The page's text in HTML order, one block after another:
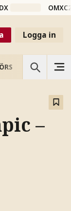
Logga in
VETENSKAP
–